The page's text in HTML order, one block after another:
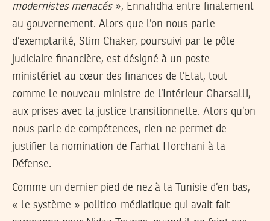
modernistes menacés», Ennahdha entre finalement
au gouvernement. Alors que l’on nous parle
d’exemplarité, Slim Chaker, poursuivi par le pôle
judiciaire financière, est désigné à un poste
ministériel au cœur des finances de l’Etat, tout
comme le nouveau ministre de l’Intérieur Gharsalli,
aux prises avec la justice transitionnelle. Alors qu’on
nous parle de compétences, rien ne permet de
justifier la nomination de Farhat Horchani à la
Défense.
Comme un dernier pied de nez à la Tunisie d’en bas,
« le système » politico-médiatique qui avait fait